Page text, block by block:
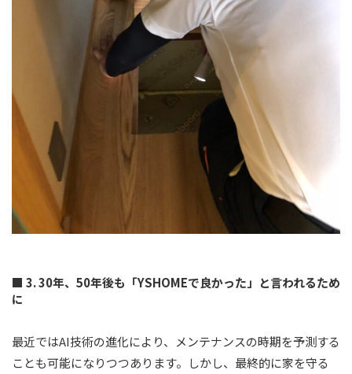
■ 3. 30年、50年後も「YSHOMEで良かった」と言われるため
に
最近ではAI技術の進化により、メンテナンスの時期を予測する
ことも可能になりつつあります。しかし、最終的に家を守る